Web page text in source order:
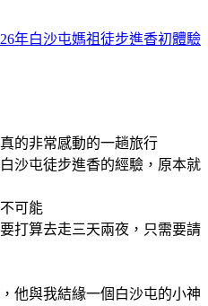
年白沙屯媽祖徒步進香初體驗
的非常感動的一趟旅行
沙屯徒步進香的經驗，原本就
可能
打算去走三天兩夜，只需要請
他與我結緣一個白沙屯的小神